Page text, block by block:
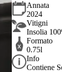
Annata
2024
Vitigni
Insolia
Formato
0.75l
Info
Contiene